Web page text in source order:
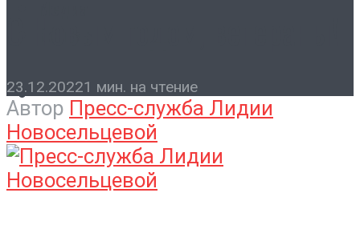
23.12.20221 мин. на чтение
Автор Пресс-служба Лидии
Новосельцевой